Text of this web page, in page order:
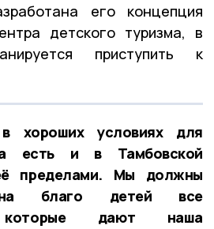
его концепция
детского туризма, в
приступить к
хороших условиях для
есть и в Тамбовской
пределами. Мы должны
на благо детей все
которые дают наша